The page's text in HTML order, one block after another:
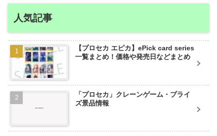
人気記事
【プロセカ エピカ】ePick card series
一覧まとめ！価格や発売日などまとめ
「プロセカ」クレーンゲーム・プライ
ズ景品情報